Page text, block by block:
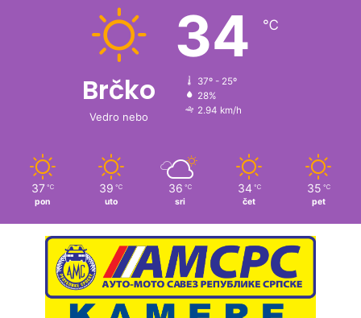
Brčko
Vedro nebo
34 ℃
37º - 25º
28%
2.94 km/h
37 ℃
pon
39 ℃
uto
36 ℃
sri
34 ℃
čet
35 ℃
pet